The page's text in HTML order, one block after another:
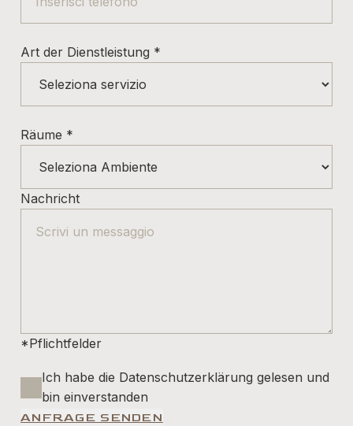
Art der Dienstleistung *
Räume *
Nachricht
*Pflichtfelder
Ich habe die Datenschutzerklärung gelesen und
bin einverstanden
ANFRAGE SENDEN